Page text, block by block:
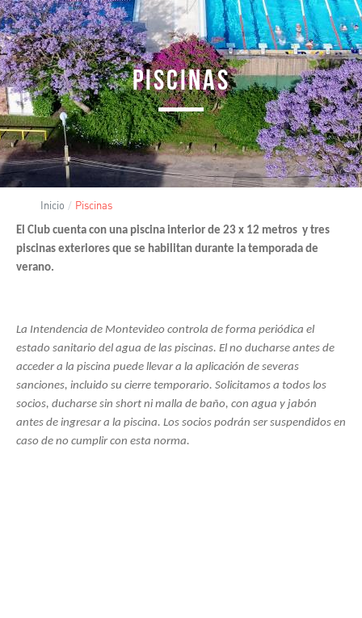
PISCINAS
Inicio Piscinas
El Club cuenta con una piscina interior de 23 x 12 metros y tres
piscinas exteriores que se habilitan durante la temporada de
verano.
La Intendencia de Montevideo controla de forma periódica el
estado sanitario del agua de las piscinas. El no ducharse antes de
acceder a la piscina puede llevar a la aplicación de severas
sanciones, incluido su cierre temporario. Solicitamos a todos los
socios, ducharse sin short ni malla de baño, con agua y jabón
antes de ingresar a la piscina. Los socios podrán ser suspendidos en
caso de no cumplir con esta norma.